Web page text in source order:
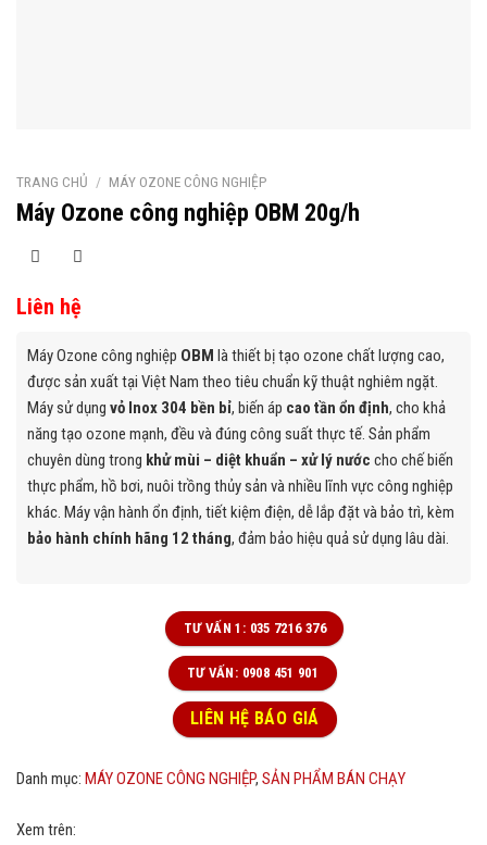
TRANG CHỦ / MÁY OZONE CÔNG NGHIỆP
Máy Ozone công nghiệp OBM 20g/h
Liên hệ
Máy Ozone công nghiệp OBM là thiết bị tạo ozone chất lượng cao,
được sản xuất tại Việt Nam theo tiêu chuẩn kỹ thuật nghiêm ngặt.
Máy sử dụng vỏ Inox 304 bền bỉ, biến áp cao tần ổn định, cho khả
năng tạo ozone mạnh, đều và đúng công suất thực tế. Sản phẩm
chuyên dùng trong khử mùi – diệt khuẩn – xử lý nước cho chế biến
thực phẩm, hồ bơi, nuôi trồng thủy sản và nhiều lĩnh vực công nghiệp
khác. Máy vận hành ổn định, tiết kiệm điện, dễ lắp đặt và bảo trì, kèm
bảo hành chính hãng 12 tháng, đảm bảo hiệu quả sử dụng lâu dài.
TƯ VẤN 1: 035 7216 376
TƯ VẤN: 0908 451 901
LIÊN HỆ BÁO GIÁ
Danh mục: MÁY OZONE CÔNG NGHIỆP, SẢN PHẨM BÁN CHẠY
Xem trên: